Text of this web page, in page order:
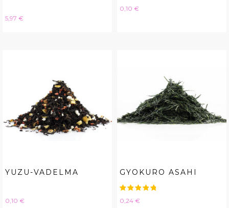
Hinta
5,97 €
Hinta
0,10 €
YUZU-VADELMA
Hinta
0,10 €
GYOKURO ASAHI
Hinta
0,24 €